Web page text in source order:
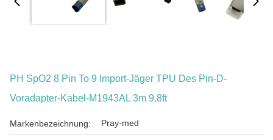
PH SpO2 8 Pin To 9 Import-Jäger TPU Des Pin-D-
Voradapter-Kabel-M1943AL 3m 9.8ft
Markenbezeichnung: Pray-med